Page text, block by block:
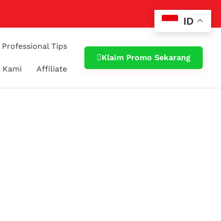
Professional Tips
Kami Affiliate
Klaim Promo Sekarang
ID